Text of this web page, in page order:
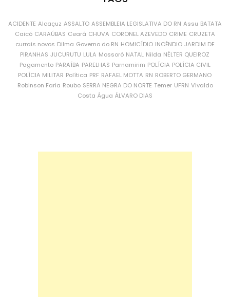
ACIDENTE Alcaçuz ASSALTO ASSEMBLEIA LEGISLATIVA DO RN Assu BATATA
Caicó CARAÚBAS Ceará CHUVA CORONEL AZEVEDO CRIME CRUZETA
currais novos Dilma Governo do RN HOMICÍDIO INCÊNDIO JARDIM DE
PIRANHAS JUCURUTU LULA Mossoró NATAL Nilda NÉLTER QUEIROZ
Pagamento PARAÍBA PARELHAS Parnamirim POLÍCIA POLÍCIA CIVIL
POLÍCIA MILITAR Política PRF RAFAEL MOTTA RN ROBERTO GERMANO
Robinson Faria Roubo SERRA NEGRA DO NORTE Temer UFRN Vivaldo
Costa Água ÁLVARO DIAS